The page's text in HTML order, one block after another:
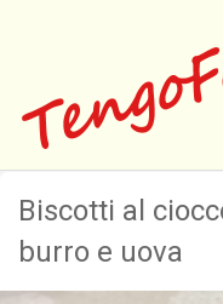
Biscotti al
burro e uova